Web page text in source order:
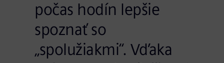
počas hodín lepšie
spoznať so
„spolužiakmi“. Vďaka